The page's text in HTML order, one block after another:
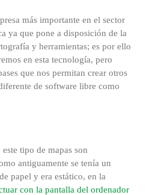
más importante en el sector
ya que pone a disposición de la
y herramientas; es por ello
en esta tecnología, pero
que nos permitan crear otros
de software libre como
tipo de mapas son
antiguamente se tenía un
papel y era estático, en la
con la pantalla del ordenador